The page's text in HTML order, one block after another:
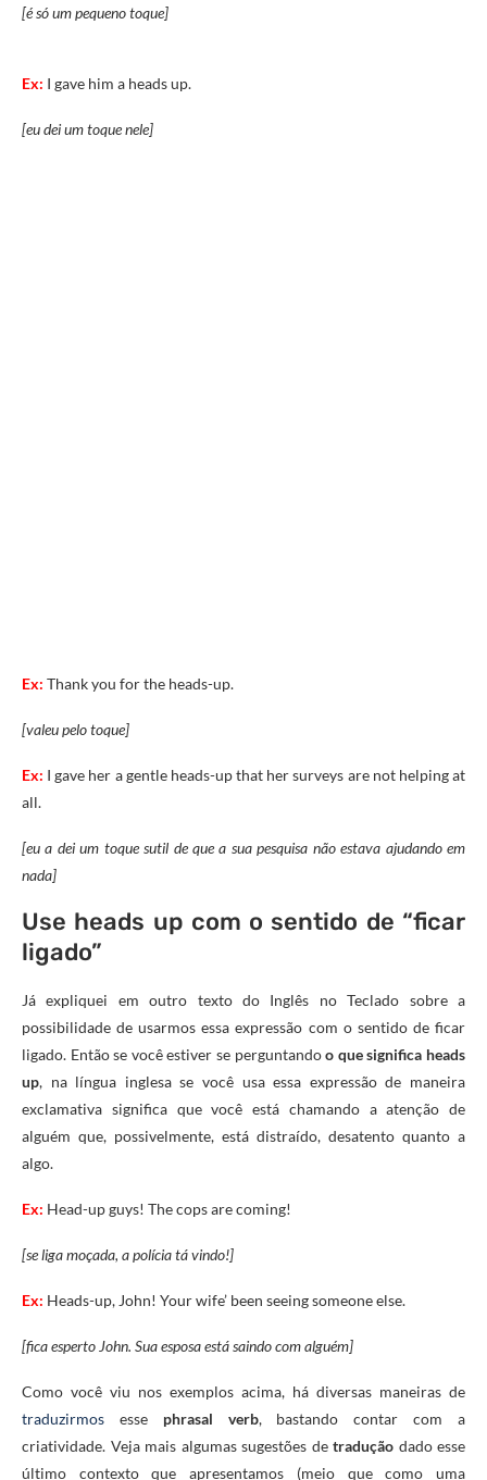
[é só um pequeno toque]
Ex: I gave him a heads up.
[eu dei um toque nele]
Ex: Thank you for the heads-up.
[valeu pelo toque]
Ex: I gave her a gentle heads-up that her surveys are not helping at
all.
[eu a dei um toque sutil de que a sua pesquisa não estava ajudando em
nada]
Use heads up com o sentido de “ficar
ligado”
Já expliquei em outro texto do Inglês no Teclado sobre a
possibilidade de usarmos essa expressão com o sentido de ficar
ligado. Então se você estiver se perguntandoo que significa heads
up, na língua inglesa se você usa essa expressão de maneira
exclamativa significa que você está chamando a atenção de
alguém que, possivelmente, está distraído, desatento quanto a
algo.
Ex: Head-up guys! The cops are coming!
[se liga moçada, a polícia tá vindo!]
Ex: Heads-up, John! Your wife’ been seeing someone else.
[fica esperto John. Sua esposa está saindo com alguém]
Como você viu nos exemplos acima, há diversas maneiras de
traduzirmos esse phrasal verb, bastando contar com a
criatividade. Veja mais algumas sugestões de tradução dado esse
último contexto que apresentamos (meio que como uma